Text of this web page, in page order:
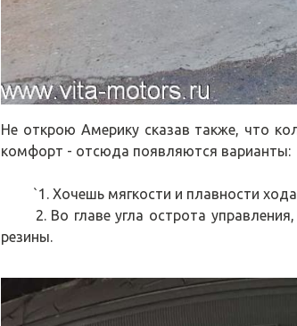
Не открою Америку сказав также, что
комфорт - отсюда появляются варианты:
`1. Хочешь мягкости и плавности хода
2. Во главе угла острота
резины.